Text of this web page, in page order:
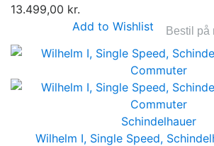
13.499,00 kr.
Add to Wishlist
Bestil på
Schindelhauer
Wilhelm I, Single Speed,